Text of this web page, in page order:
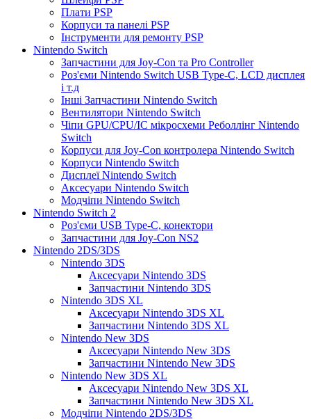
Плати PSP
Корпуси та панелі PSP
Інструменти для ремонту PSP
Nintendo Switch
Запчастини для Joy-Con та Pro Controller
Роз'єми Nintendo Switch USB Type-C, LCD дисплея
і т.д
Інші Запчастини Nintendo Switch
Вентилятори Nintendo Switch
Чіпи GPU/CPU/IC мікросхеми Реболлінг Nintendo
Switch
Корпуси для Joy-Con контролера Nintendo Switch
Корпуси Nintendo Switch
Дисплеї Nintendo Switch
Аксесуари Nintendo Switch
Модчіпи Nintendo Switch
Nintendo Switch 2
Роз'єми USB Type-C, конектори
Запчастини для Joy-Con NS2
Nintendo 2DS/3DS
Nintendo 3DS
Аксесуари Nintendo 3DS
Запчастини Nintendo 3DS
Nintendo 3DS XL
Аксесуари Nintendo 3DS XL
Запчастини Nintendo 3DS XL
Nintendo New 3DS
Аксесуари Nintendo New 3DS
Запчастини Nintendo New 3DS
Nintendo New 3DS XL
Аксесуари Nintendo New 3DS XL
Запчастини Nintendo New 3DS XL
Модчіпи Nintendo 2DS/3DS